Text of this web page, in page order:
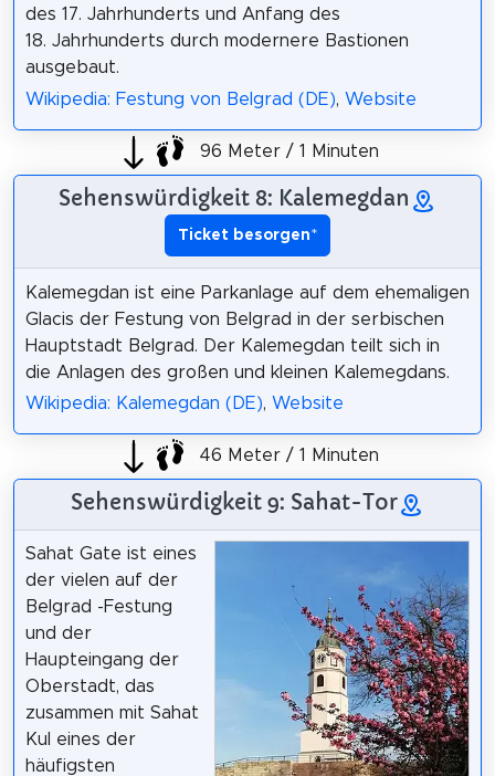
des 17. Jahrhunderts und Anfang des
18. Jahrhunderts durch modernere Bastionen
ausgebaut.
Wikipedia: Festung von Belgrad (DE), Website
96 Meter / 1 Minuten
Sehenswürdigkeit 8: Kalemegdan
Ticket besorgen*
Kalemegdan ist eine Parkanlage auf dem ehemaligen
Glacis der Festung von Belgrad in der serbischen
Hauptstadt Belgrad. Der Kalemegdan teilt sich in
die Anlagen des großen und kleinen Kalemegdans.
Wikipedia: Kalemegdan (DE), Website
46 Meter / 1 Minuten
Sehenswürdigkeit 9: Sahat-Tor
Sahat Gate ist eines
der vielen auf der
Belgrad -Festung
und der
Haupteingang der
Oberstadt, das
zusammen mit Sahat
Kul eines der
häufigsten